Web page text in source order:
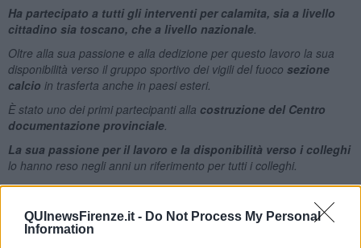
QUInewsFirenze.it - Do Not Process My Personal
Information
Ha partecipato a tutti gli interventi per calamita, sia a livello
cittadino sia toscano, che a livello nazionale.
Oltre alla sua passione e alla dedizione per questo lavoro la sua
disponibilità verso il gruppo sportivo dei vigili del fuoco sezione
calcio in trasferta anche in paesi esteri.
È stato uno dei primi partecipanti alla costruzione del Centro
documentazione provinciale.
La sua passione per il lavoro e la disponibilità verso i colleghi
lo hanno reso negli anni un riferimento per tutti i colleghi.
A nome di tutti i colleghi un sentito ringraziamento e i migliori auguri
di tutto cuore per una serena pensione o per meglio dire per
essere un vigile del fuoco non più operativo perché i pompieri
rimangono tali anche in pensione".